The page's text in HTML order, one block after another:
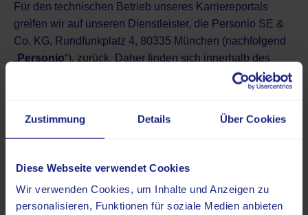
Zustimmung Details Über Cookies
Diese Webseite verwendet Cookies
Wir verwenden Cookies, um Inhalte und Anzeigen zu
personalisieren, Funktionen für soziale Medien anbieten
Für den technischen Betrieb unseres Karriereportals
greifen wir auf unseren Dienstleister, die Personio SE &
Co. KG, Rundfunkplatz 4, 80335 München (nachfolgend
„Personio“), zurück. Daher finden sich innerhalb des
Karriereportals an verschiedenen Stellen auch Hinweise
auf Personio. Da Personio keine inhaltlichen Aufgaben
übernimmt und keine inhaltlichen Entscheidungen
bezüglich der Datenverarbeitung trifft, ist Personio für alle
Auftragsverarbeiter. Wir haben mit Personio daher einen
geschlossen.